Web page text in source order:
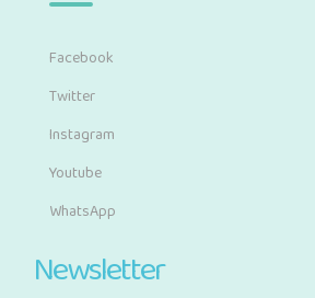
Facebook
Twitter
Instagram
Youtube
WhatsApp
Newsletter